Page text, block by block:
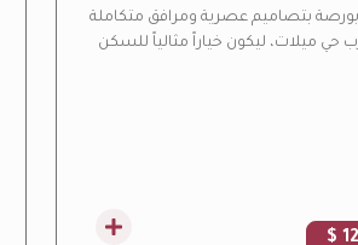
بتصاميم عصرية ومرافق متكاملة
حي ميلات، ليكون خياراً مثالياً للسكن